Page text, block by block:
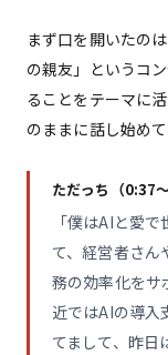
まず口を開いたのは
の親友」というコ
ることをテーマに
のままに話し始めて
ただっち（0:37〜
「僕はAIと愛
て、経営者さ
務の効率化をサ
近ではAIの導入
てまして、昨日